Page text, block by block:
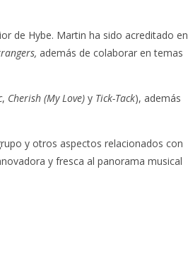
de Hybe. Martin ha sido acreditado en
además de colaborar en temas
, Cherish (My Love) y Tick-Tack), además
y otros aspectos relacionados con
y fresca al panorama musical